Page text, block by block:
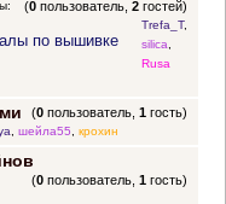
(0 пользователь,2 гостей)
по вышивке
Trefa_T,
silica,
Rusa
(0 пользователь,1 гость)
, шейла55, крохин
(0 пользователь,1 гость)